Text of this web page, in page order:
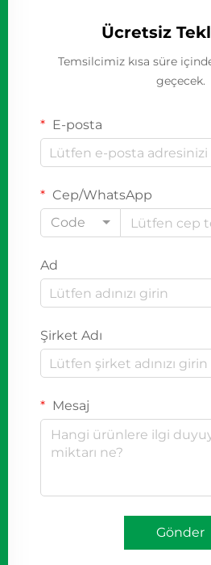
Ücretsiz
Temsilcimiz kısa süre
geçecek.
E-posta
Cep/WhatsApp
Code
Ad
Şirket Adı
Mesaj
Gönder